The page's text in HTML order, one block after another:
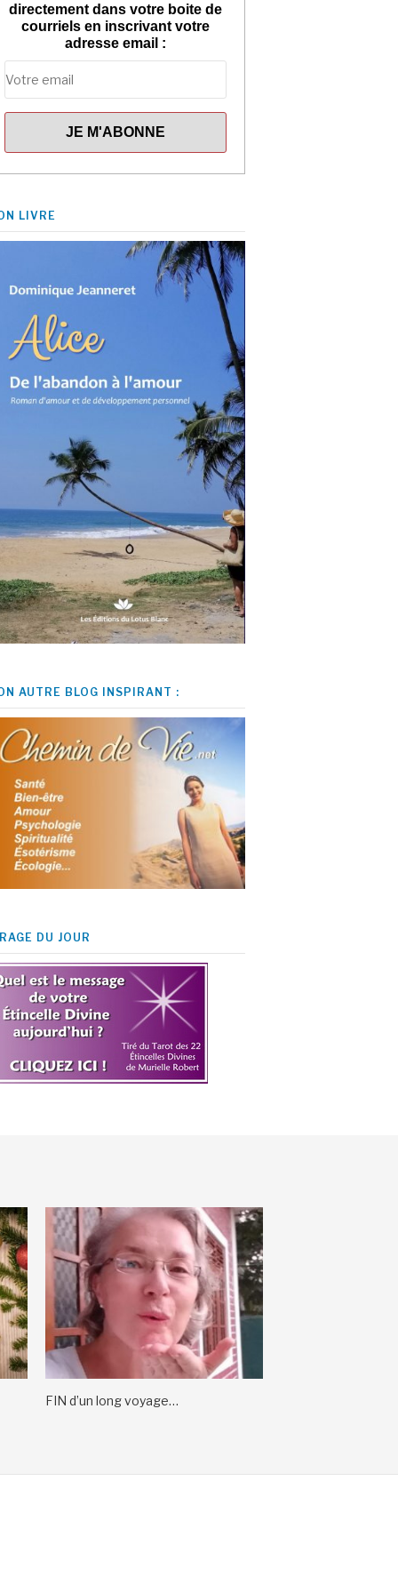
directement dans votre boite de
courriels en inscrivant votre
adresse email :
LIVRE
AUTRE BLOG INSPIRANT :
DU JOUR
FIN d’un long voyage…